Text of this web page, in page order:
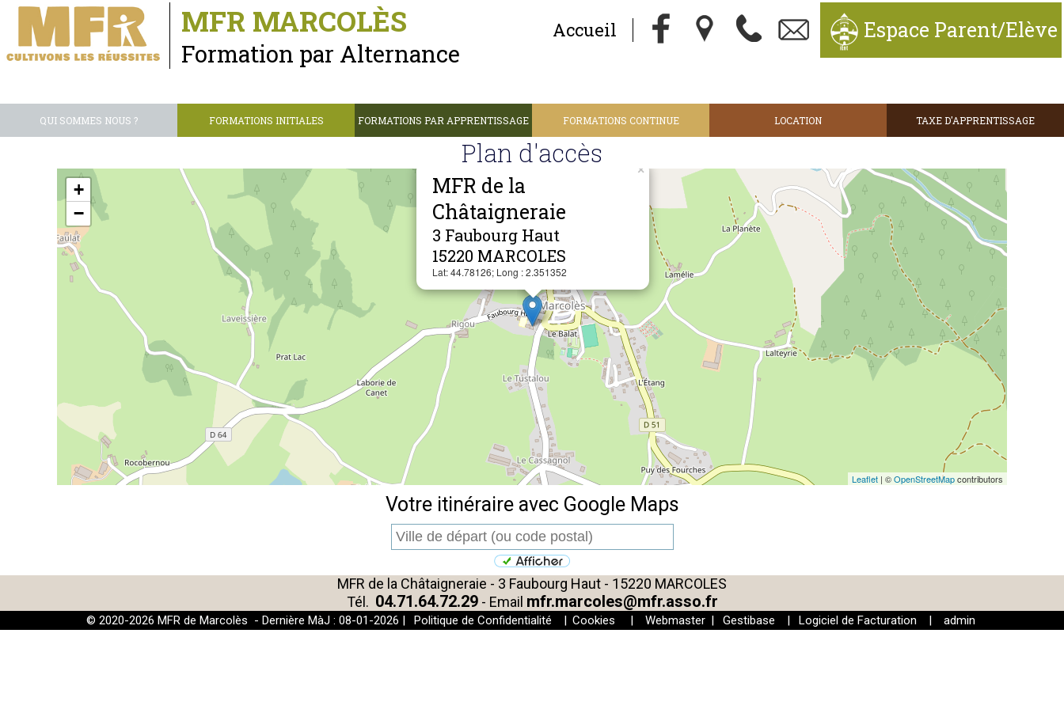
MFR MARCOLÈS
Formation par Alternance
Accueil Espace Parent/Elève
QUI SOMMES NOUS ? FORMATIONS INITIALES FORMATIONS PAR APPRENTISSAGE FORMATIONS CONTINUE LOCATION TAXE D'APPRENTISSAGE
Plan d'accès
MFR de la
Châtaigneraie
3 Faubourg Haut
15220 MARCOLES
Lat: 44.78126; Long : 2.351352
×
+
−
Leaflet | ©OpenStreetMapcontributors
Votre itinéraire avec Google Maps
MFR de la Châtaigneraie - 3 Faubourg Haut - 15220 MARCOLES
Tél. 04.71.64.72.29- Email mfr.marcoles@mfr.asso.fr
© 2020-2026 MFR de Marcolès - Dernière MàJ : 08-01-2026 | Politique de Confidentialité | Cookies | Webmaster | Gestibase | Logiciel de Facturation | admin